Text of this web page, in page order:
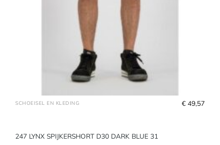
SCHOEISEL EN KLEDING
247 LYNX SPIJKERSHORT D30 DARK BLUE 31
€ 49,57